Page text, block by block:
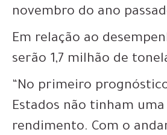
novembro do ano
Em relação ao
serão 1,7 milhão de
“No primeiro
Estados não tinham
rendimento. Com o